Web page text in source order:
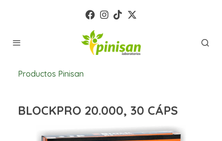
Productos Pinisan
BLOCKPRO 20.000, 30 CÁPS